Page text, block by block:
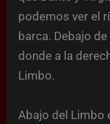
podemos ver el
barca. Debajo
donde a la
Limbo.
Abajo del Limbo